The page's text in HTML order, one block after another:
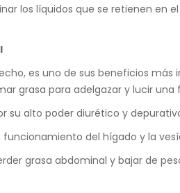
los líquidos que se retienen en
es uno de sus beneficios
grasa para adelgazar y lucir
su alto poder diurético y
del hígado y la
grasa abdominal y bajar de